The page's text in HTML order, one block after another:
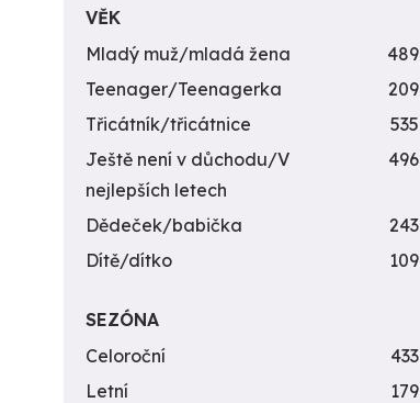
VĚK
Mladý muž/mladá žena
489
Teenager/Teenagerka
209
Třicátník/třicátnice
535
Ještě není v důchodu/V
nejlepších letech
496
Dědeček/babička
243
Dítě/dítko
109
SEZÓNA
Celoroční
433
Letní
179